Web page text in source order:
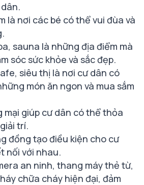
là nơi các bé có thể vui đùa và
sauna là những địa điểm mà
sóc sức khỏe và sắc đẹp.
siêu thị là nơi cư dân có
món ăn ngon và mua sắm
giúp cư dân có thể thỏa
trí.
đồng tạo điều kiện cho cư
nối với nhau.
an ninh, thang máy thẻ từ,
chữa cháy hiện đại, đảm